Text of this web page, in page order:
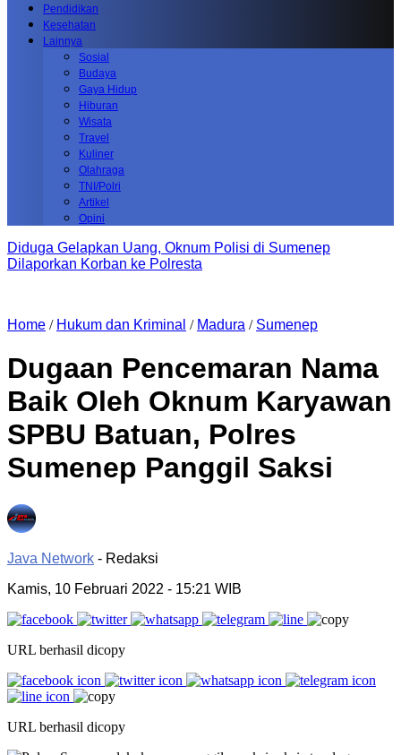
Pendidikan
Kesehatan
Lainnya
Sosial
Budaya
Gaya Hidup
Hiburan
Wisata
Travel
Kuliner
Olahraga
TNI/Polri
Artikel
Opini
Diduga Gelapkan Uang, Oknum Polisi di Sumenep
Dilaporkan Korban ke Polresta
Home / Hukum dan Kriminal / Madura / Sumenep
Dugaan Pencemaran Nama
Baik Oleh Oknum Karyawan
SPBU Batuan, Polres
Sumenep Panggil Saksi
Java Network - Redaksi
Kamis, 10 Februari 2022 - 15:21 WIB
URL berhasil dicopy
URL berhasil dicopy